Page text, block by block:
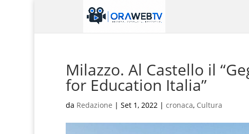
Milazzo. Al Castello il
for Education Italia”
da Redazione | Set 1, 2022| cronaca, Cultura